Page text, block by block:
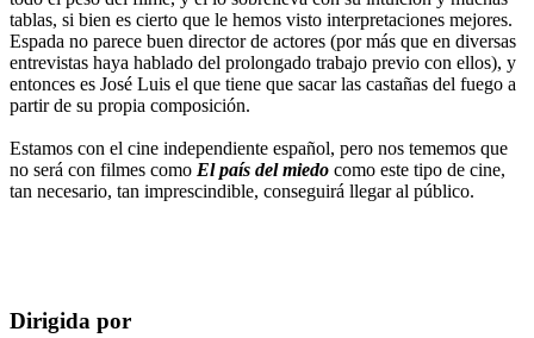
tablas, si bien es cierto que le hemos visto interpretaciones mejores.
Espada no parece buen director de actores (por más que en diversas
entrevistas haya hablado del prolongado trabajo previo con ellos), y
entonces es José Luis el que tiene que sacar las castañas del fuego a
partir de su propia composición.
Estamos con el cine independiente español, pero nos tememos que
no será con filmes como El país del miedo como este tipo de cine,
tan necesario, tan imprescindible, conseguirá llegar al público.
Dirigida por